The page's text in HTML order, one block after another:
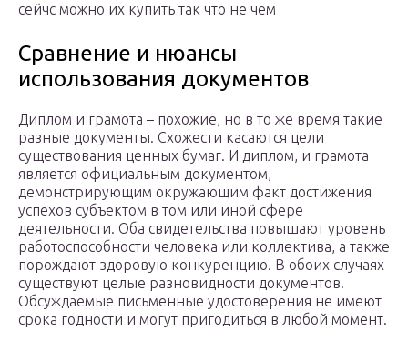
сейчс можно их купить так что не чем
Сравнение и нюансы
использования документов
Диплом и грамота – похожие, но в то же время такие
разные документы. Схожести касаются цели
существования ценных бумаг. И диплом, и грамота
является официальным документом,
демонстрирующим окружающим факт достижения
успехов субъектом в том или иной сфере
деятельности. Оба свидетельства повышают уровень
работоспособности человека или коллектива, а также
порождают здоровую конкуренцию. В обоих случаях
существуют целые разновидности документов.
Обсуждаемые письменные удостоверения не имеют
срока годности и могут пригодиться в любой момент.